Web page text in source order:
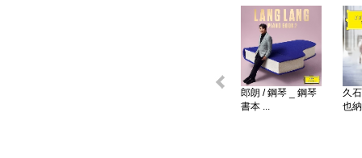
郎朗 / 鋼琴 _ 鋼琴
書本 ...
久
也